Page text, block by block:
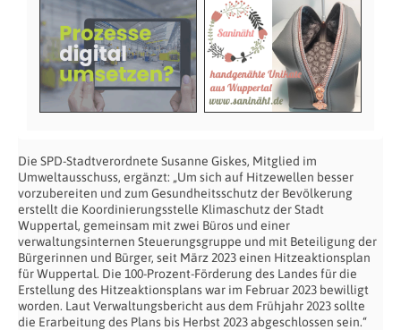
Die SPD-Stadtverordnete Susanne Giskes, Mitglied im
Umweltausschuss, ergänzt: „Um sich auf Hitzewellen besser
vorzubereiten und zum Gesundheitsschutz der Bevölkerung
erstellt die Koordinierungsstelle Klimaschutz der Stadt
Wuppertal, gemeinsam mit zwei Büros und einer
verwaltungsinternen Steuerungsgruppe und mit Beteiligung der
Bürgerinnen und Bürger, seit März 2023 einen Hitzeaktionsplan
für Wuppertal. Die 100-Prozent-Förderung des Landes für die
Erstellung des Hitzeaktionsplans war im Februar 2023 bewilligt
worden. Laut Verwaltungsbericht aus dem Frühjahr 2023 sollte
die Erarbeitung des Plans bis Herbst 2023 abgeschlossen sein.“